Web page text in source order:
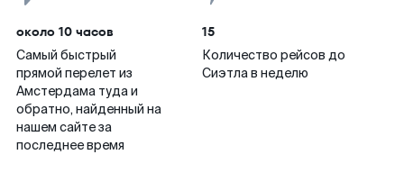
около 10 часов
Самый быстрый
прямой перелет из
Амстердама туда и
обратно, найденный на
нашем сайте за
последнее время
15
Количество рейсов до
Сиэтла в неделю